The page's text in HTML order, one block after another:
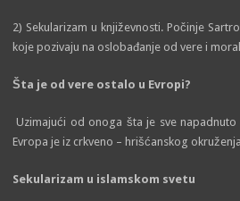
2) Sekularizam u književnosti. Počinje
koje pozivaju na oslobađanje od vere i
Šta je od vere ostalo u Evropi?
Uzimajući od onoga šta je sve
Evropa je iz crkveno – hrišćanskog
Sekularizam u islamskom svetu